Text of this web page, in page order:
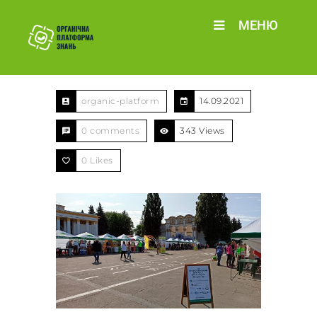
МЕНЮ
organic-platform 14.09.2021
0 comments 343 Views
0 Likes